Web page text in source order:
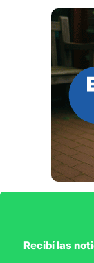
Recibí las